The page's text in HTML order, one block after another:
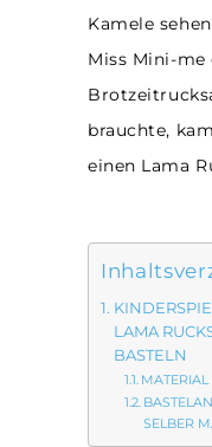
Kamele
Miss Mini-me
brauchte,
einen Lama
LAMA
BASTELN
SELBER